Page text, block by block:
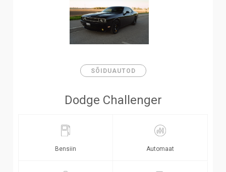
SÕIDUAUTOD
Dodge Challenger
Bensiin Automaat